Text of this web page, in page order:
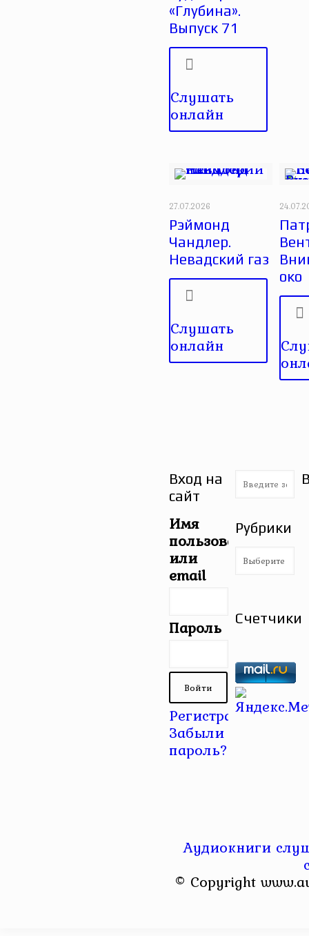
«Глубина».
Выпуск 71
Слушать
онлайн
27.07.2026
Рэймонд
Чандлер.
Невадский газ
Слушать
онлайн
око
Вход на
сайт
Имя
пользователя
или
email
Пароль
Регистрация |
Забыли
пароль?
Рубрики
Рубрики
Счетчики
Аудиокниги
© Copyright